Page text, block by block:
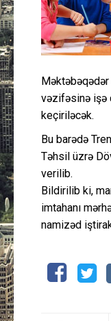
vəzifəsinə işə
keçiriləcək.
Bu barədə
Təhsil üzrə
verilib.
Bildirilib ki,
imtahanı
namizəd